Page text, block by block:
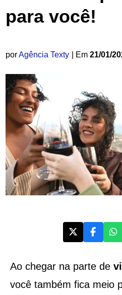
para você!
porAgência Texty | Em 21/01/
Ao chegar na parte de
você também fica meio